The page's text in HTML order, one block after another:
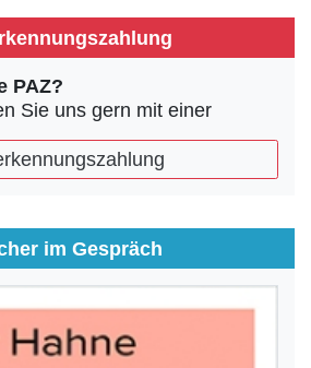
PAZ?
Sie uns gern mit einer
im Gespräch